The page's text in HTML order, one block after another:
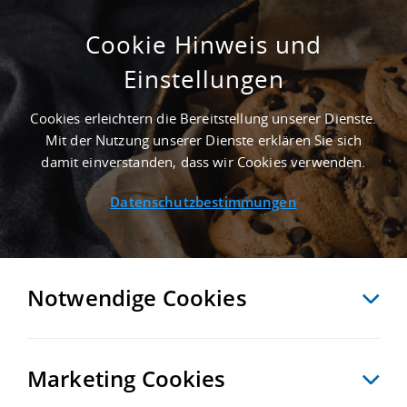
1.610 M² PRODUKTIONSHALLE IN
BERGHEIM AN DER AUTOBAHN A 61 -
LANDKREIS RHEIN-ERFT-KREIS
Startseite/ Immobiliensuche/ Detailansicht
ZURÜCK MERKEN VERGLEICHEN EXPORT PDF
Cookie Hinweis und
Einstellungen
Cookies erleichtern die Bereitstellung unserer Dienste.
Mit der Nutzung unserer Dienste erklären Sie sich
damit einverstanden, dass wir Cookies verwenden.
Datenschutzbestimmungen
Notwendige Cookies
Marketing Cookies